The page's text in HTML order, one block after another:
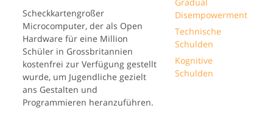
Scheckkartengroßer
Microcomputer, der als Open
Hardware für eine Million
Schüler in Grossbritannien
kostenfrei zur Verfügung gestellt
wurde, um Jugendliche gezielt
ans Gestalten und
Programmieren heranzuführen.
Disempowerment
Technische
Schulden
Kognitive
Schulden